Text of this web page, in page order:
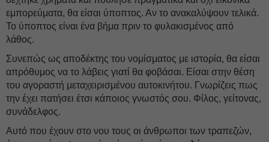
εμπορεύματα, θα είσαι ύποπτος. Αν το ανακαλύψουν τελικά.
Το ύποπτος είναι ένα βήμα πριν το φυλακισμένος από
λάθος.
Συνεπώς ως αποδέκτης του νομίσματος με ιστορία, θα είσαι
απρόθυμος να το λάβεις γιατί θα φοβάσαι. Είσαι στην θέση
του αγοραστή μεταχειρισμένου αυτοκινήτου. Γνωρίζεις πως
την έχει πατήσει έτσι κάποιος γνωστός σου. Φίλος, γείτονας,
συνάδελφος.
Αυτό που έχουν στο νου τους οι άνθρωποι των τραπεζών,